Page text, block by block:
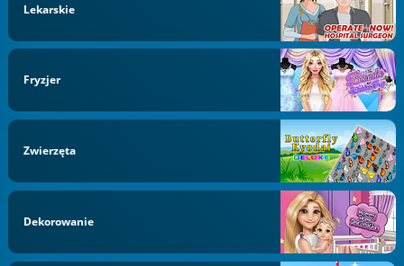
Lekarskie
Fryzjer
Zwierzęta
Dekorowanie